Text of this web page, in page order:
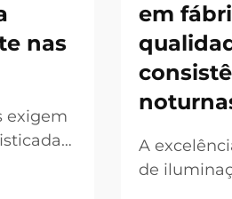
nas
exigem
em
A
de